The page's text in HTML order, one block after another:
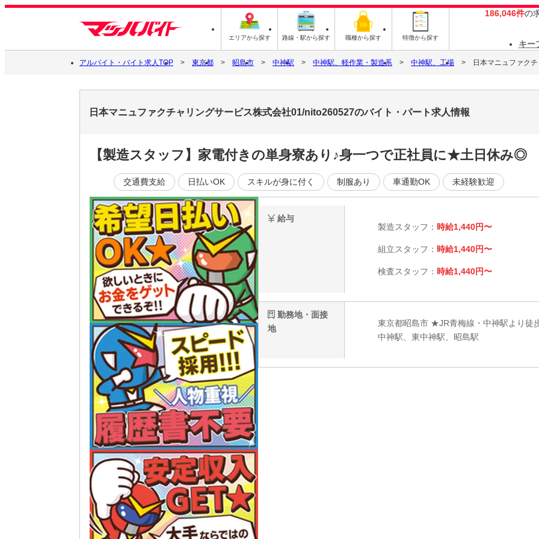
エリアから探す 路線・駅から探す 職種から探す 特徴から探す
186,046件の
キー
アルバイト・バイト求人TOP 東京都 昭島市 中神駅 中神駅、軽作業・製造系 中神駅、工場 日本マニュファク
日本マニュファクチャリングサービス株式会社01/nito260527のバイト・パート求人情報
【製造スタッフ】家電付きの単身寮あり♪身一つで正社員に★土日休み◎
交通費支給 日払いOK スキルが身に付く 制服あり 車通勤OK 未経験歓迎
給与
製造スタッフ： 時給1,440円〜
組立スタッフ： 時給1,440円〜
検査スタッフ： 時給1,440円〜
勤務地・面接
地
東京都昭島市 ★JR青梅線・中神駅より徒
中神駅、東中神駅、昭島駅